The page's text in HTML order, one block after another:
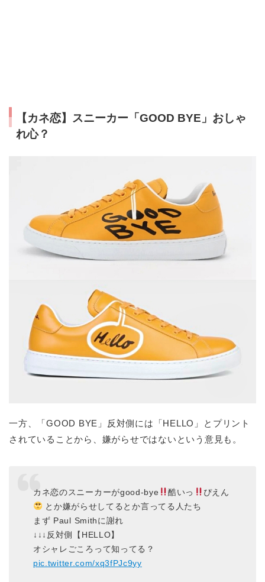
【カネ恋】スニーカー「GOOD BYE」おしゃ
れ心？
一方、「GOOD BYE」反対側には「HELLO」とプリント
されていることから、嫌がらせではないという意見も。
カネ恋のスニーカーがgood-bye 酷いっ
ぴえん
とか嫌がらせしてるとか言ってる人たち
まず Paul Smithに謝れ
↓↓↓反対側【HELLO】
オシャレごころって知ってる？
pic.twitter.com/xq3fPJc9yy